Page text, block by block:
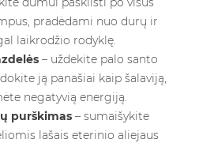
pradėdami nuo durų ir
laikrodžio rodyklę.
– uždekite palo santo
ją panašiai kaip šalaviją,
negatyvią energiją.
purškimas – sumaišykite
lašais eterinio aliejaus